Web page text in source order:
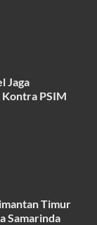
Jaga
PSIM
Timur
Samarinda